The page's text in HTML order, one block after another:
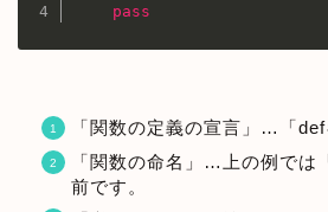
pass
「関数の定義の宣言」…「
「関数の命名」…上の例では
前です。